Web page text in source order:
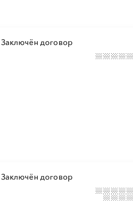
Заключён договор
Заключён договор